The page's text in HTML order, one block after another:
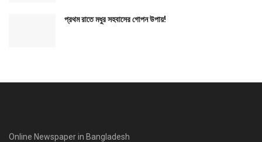
প্রথম রাতে মধুর সহবাসের গোপন উপায়!
Online Newspaper in Bangladesh